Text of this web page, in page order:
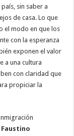
sin saber a
de casa. Lo que
el modo en que los
con la esperanza
exponen el valor
a una cultura
con claridad que
propiciar la
Faustino